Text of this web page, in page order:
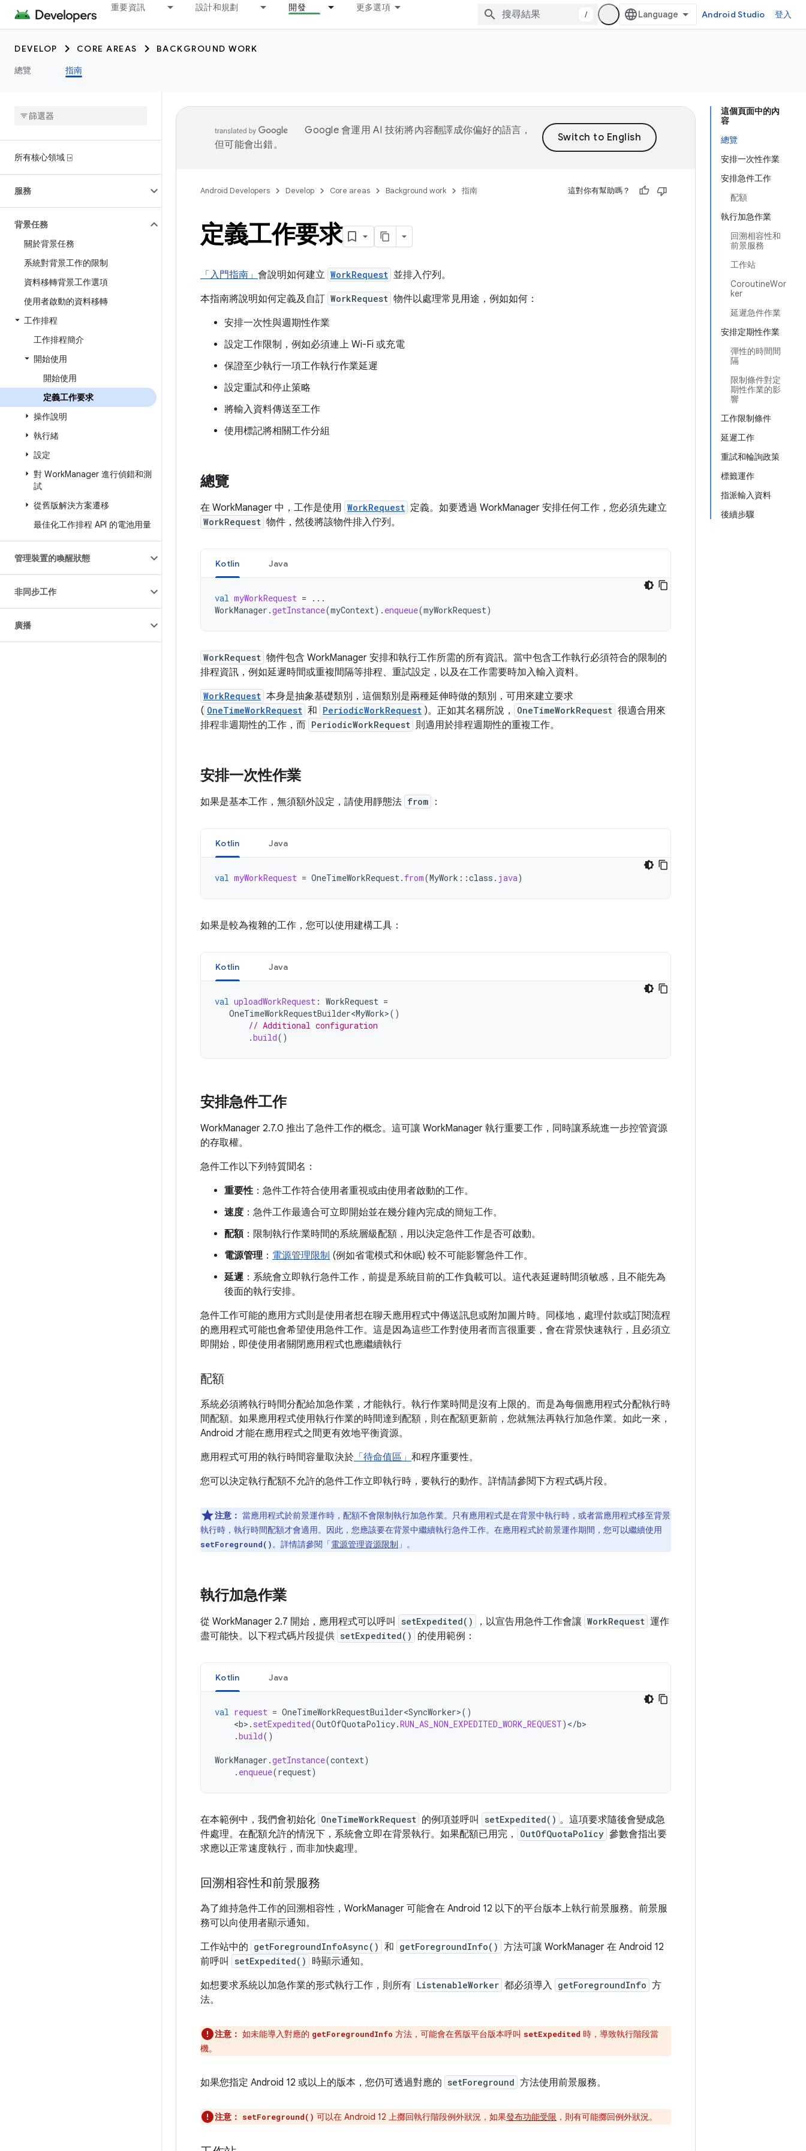
重要資訊 設計和規劃 開發 更多選項
/ Android Studio 登入
DEVELOP CORE AREAS
BACKGROUND WORK
總覽
指南
所有核心領域 ⍈
服務
背景任務
關於背景任務
系統對背景工作的限制
資料移轉背景工作選項
使用者啟動的資料移轉
工作排程
工作排程簡介
開始使用
開始使用
定義工作要求
操作說明
執行緒
設定
對 WorkManager 進行偵錯和測
試
從舊版解決方案遷移
最佳化工作排程 API 的電池用量
管理裝置的喚醒狀態
非同步工作
廣播
這個頁面中的內
容
總覽
安排一次性作業
安排急件工作
配額
執行加急作業
回溯相容性和
前景服務
工作站
CoroutineWor
ker
延遲急件作業
安排定期性作業
彈性的時間間
隔
限制條件對定
期性作業的影
響
工作限制條件
延遲工作
重試和輪詢政策
標籤運作
指派輸入資料
後續步驟
Google 會運用 AI 技術將內容翻譯成你偏好的語言，
但可能會出錯。
Android Developers Develop Core areas Background work 指南 這對你有幫助嗎？
定義工作要求
「入門指南」 會說明如何建立 WorkRequest 並排入佇列。
本指南將說明如何定義及自訂 WorkRequest 物件以處理常見用途，例如如何：
安排一次性與週期性作業
設定工作限制，例如必須連上 Wi-Fi 或充電
保證至少執行一項工作執行作業延遲
設定重試和停止策略
將輸入資料傳送至工作
使用標記將相關工作分組
總覽
在 WorkManager 中，工作是使用 WorkRequest 定義。如要透過 WorkManager 安排任何工作，您必須先建立
WorkRequest 物件，然後將該物件排入佇列。
Kotlin Java
val myWorkRequest =
...
WorkManager .getInstance(myContext). enqueue(myWorkRequest)
WorkRequest 物件包含 WorkManager 安排和執行工作所需的所有資訊。當中包含工作執行必須符合的限制的
排程資訊，例如延遲時間或重複間隔等排程、重試設定，以及在工作需要時加入輸入資料。
WorkRequest 本身是抽象基礎類別，這個類別是兩種延伸時做的類別，可用來建立要求
( OneTimeWorkRequest 和 PeriodicWorkRequest )。正如其名稱所說， OneTimeWorkRequest 很適合用來
排程非週期性的工作，而 PeriodicWorkRequest 則適用於排程週期性的重複工作。
安排一次性作業
如果是基本工作，無須額外設定，請使用靜態法 from ：
Kotlin Java
val myWorkRequest = OneTimeWorkRequest. from(MyWork ::class . java)
如果是較為複雜的工作，您可以使用建構工具：
Kotlin Java
val uploadWorkRequest : WorkRequest =
OneTimeWorkRequestBuilder<MyWork>()
// Additional configuration
.build()
安排急件工作
WorkManager 2.7.0 推出了急件工作的概念。這可讓 WorkManager 執行重要工作，同時讓系統進一步控管資源
的存取權。
急件工作以下列特質聞名：
重要性：急件工作符合使用者重視或由使用者啟動的工作。
速度 ：急件工作最適合可立即開始並在幾分鐘內完成的簡短工作。
配額：限制執行作業時間的系統層級配額，用以決定急件工作是否可啟動。
電源管理： 電源管理限制 (例如省電模式和休眠) 較不可能影響急件工作。
延遲 ：系統會立即執行急件工作，前提是系統目前的工作負載可以。這代表延遲時間須敏感，且不能先為
後面的執行安排。
急件工作可能的應用方式則是使用者想在聊天應用程式中傳送訊息或附加圖片時。同樣地，處理付款或訂閱流程
的應用程式可能也會希望使用急件工作。這是因為這些工作對使用者而言很重要，會在背景快速執行，且必須立
即開始，即使使用者關閉應用程式也應繼續執行
配額
系統必須將執行時間分配給加急作業，才能執行。執行作業時間是沒有上限的。而是為每個應用程式分配執行時
間配額。如果應用程式使用執行作業的時間達到配額，則在配額更新前，您就無法再執行加急作業。如此一來，
Android 才能在應用程式之間更有效地平衡資源。
應用程式可用的執行時間容量取決於 「待命值區」 和程序重要性。
您可以決定執行配額不允許的急件工作立即執行時，要執行的動作。詳情請參閱下方程式碼片段。
注意： 當應用程式於前景運作時，配額不會限制執行加急作業。只有應用程式是在背景中執行時，或者當應用程式移至背景
執行時，執行時間配額才會適用。因此，您應該要在背景中繼續執行急件工作。在應用程式於前景運作期間，您可以繼續使用
setForeground()。詳情請參閱「電源管理資源限制 」。
執行加急作業
從 WorkManager 2.7 開始，應用程式可以呼叫 setExpedited() ，以宣告用急件工作會讓 WorkRequest 運作
盡可能快。以下程式碼片段提供 setExpedited() 的使用範例：
Kotlin Java
val request = OneTimeWorkRequestBuilder<SyncWorker>()
<b> . setExpedited(OutOfQuotaPolicy.RUN_AS_NON_EXPEDITED_WORK_REQUEST) </b
.build()
WorkManager .getInstance(context)
. enqueue(request)
在本範例中，我們會初始化 OneTimeWorkRequest 的例項並呼叫 setExpedited() 。這項要求隨後會變成急
件處理。在配額允許的情況下，系統會立即在背景執行。如果配額已用完，
OutOfQuotaPolicy 參數會指出要
求應以正常速度執行，而非加快處理。
回溯相容性和前景服務
為了維持急件工作的回溯相容性，WorkManager 可能會在 Android 12 以下的平台版本上執行前景服務。前景服
務可以向使用者顯示通知。
工作站中的 getForegroundInfoAsync() 和 getForegroundInfo() 方法可讓 WorkManager 在 Android 12
前呼叫
setExpedited()
時顯示通知。
如想要求系統以加急作業的形式執行工作，則所有 ListenableWorker 都必須導入 getForegroundInfo 方
法。
注意： 如未能導入對應的 getForegroundInfo 方法，可能會在舊版平台版本呼叫 setExpedited 時，導致執行階段當
機。
如果您指定 Android 12 或以上的版本，您仍可透過對應的 setForeground 方法使用前景服務。
注意： setForeground() 可以在 Android 12 上擲回執行階段例外狀況，如果發布功能受限 ，則有可能擲回例外狀況。